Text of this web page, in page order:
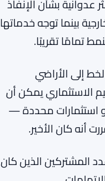
هيئة السلوك المالي تخفض عبء تقارير المناخ، مما يوفر لشركات الاستثمار البريطانية 20
إلا إذا كانت واثقة
بشأن الإنفاذ